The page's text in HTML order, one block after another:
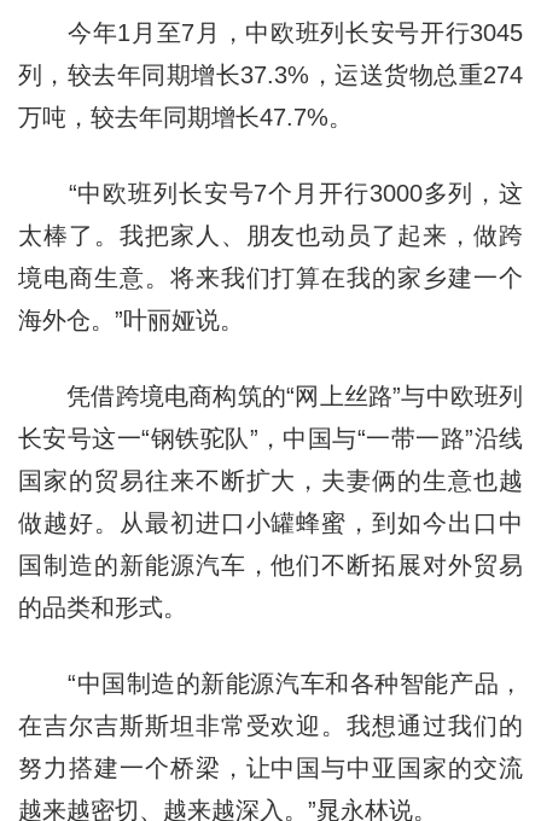
今年1月至7月，中欧班列长安号开行3045
列，较去年同期增长37.3%，运送货物总重274
万吨，较去年同期增长47.7%。
“中欧班列长安号7个月开行3000多列，这
太棒了。我把家人、朋友也动员了起来，做跨
境电商生意。将来我们打算在我的家乡建一个
海外仓。”叶丽娅说。
凭借跨境电商构筑的“网上丝路”与中欧班列
长安号这一“钢铁驼队”，中国与“一带一路”沿线
国家的贸易往来不断扩大，夫妻俩的生意也越
做越好。从最初进口小罐蜂蜜，到如今出口中
国制造的新能源汽车，他们不断拓展对外贸易
的品类和形式。
“中国制造的新能源汽车和各种智能产品，
在吉尔吉斯斯坦非常受欢迎。我想通过我们的
努力搭建一个桥梁，让中国与中亚国家的交流
越来越密切、越来越深入。”晁永林说。